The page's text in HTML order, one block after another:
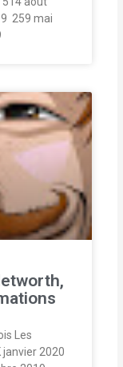
 259 mai
Les
2020 